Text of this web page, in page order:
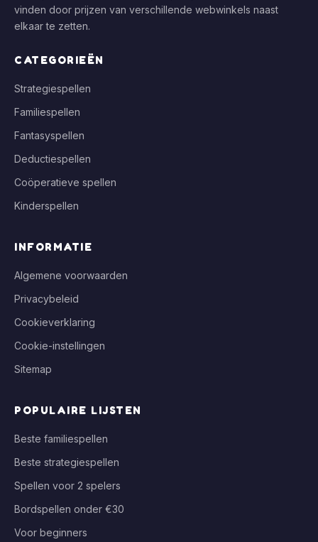
vinden door prijzen van verschillende webwinkels naast
elkaar te zetten.
CATEGORIEËN
Strategiespellen
Familiespellen
Fantasyspellen
Deductiespellen
Coöperatieve spellen
Kinderspellen
INFORMATIE
Algemene voorwaarden
Privacybeleid
Cookieverklaring
Cookie-instellingen
Sitemap
POPULAIRE LIJSTEN
Beste familiespellen
Beste strategiespellen
Spellen voor 2 spelers
Bordspellen onder €30
Voor beginners